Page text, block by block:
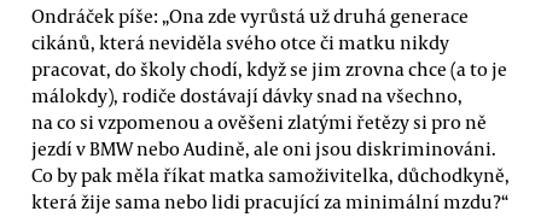
Ondráček píše: „Ona zde vyrůstá už druhá generace
cikánů, která neviděla svého otce či matku nikdy
pracovat, do školy chodí, když se jim zrovna chce (a to je
málokdy), rodiče dostávají dávky snad na všechno,
na co si vzpomenou a ověšeni zlatými řetězy si pro ně
jezdí v BMW nebo Audině, ale oni jsou diskriminováni.
Co by pak měla říkat matka samoživitelka, důchodkyně,
která žije sama nebo lidi pracující za minimální mzdu?“